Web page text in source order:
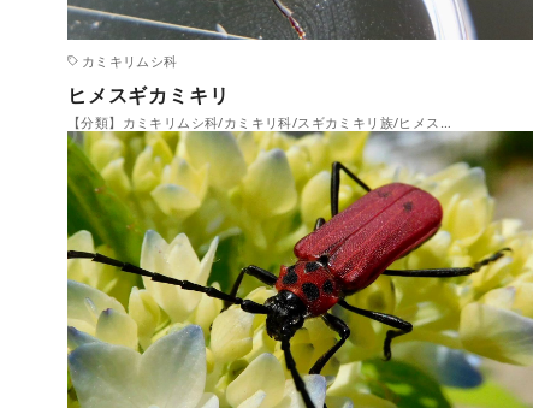
カミキリムシ科
ヒメスギカミキリ
【分類】カミキリムシ科/カミキリ科/スギカミキリ族/ヒメス…